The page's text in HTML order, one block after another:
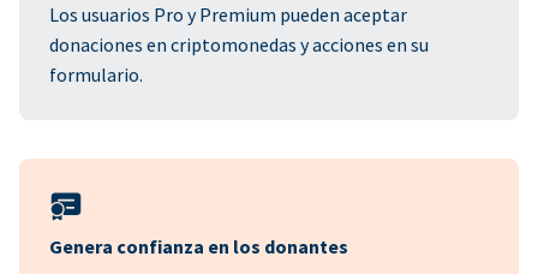
Los usuarios Pro y Premium pueden aceptar
donaciones en criptomonedas y acciones en su
formulario.
Genera confianza en los donantes